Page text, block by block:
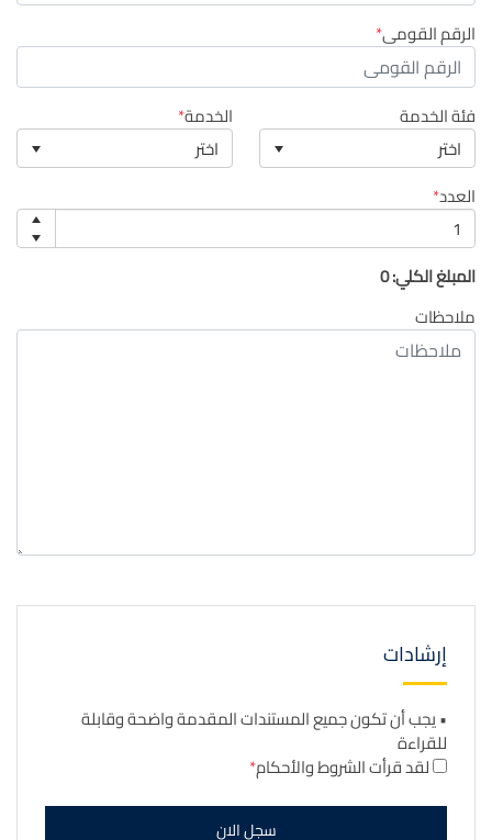
الرقم القومى
فئة الخدمة
اختر
الخدمة
اختر
العدد
المبلغ الكلي:0
ملاحظات
إرشادات
• يجب أن تكون جميع المستندات المقدمة واضحة وقابلة
للقراءة
لقد قرأت الشروط والأحكام
سجل الان